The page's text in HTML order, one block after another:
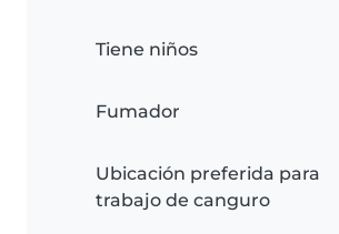
Tiene niños
Fumador
Ubicación preferida para
trabajo de canguro